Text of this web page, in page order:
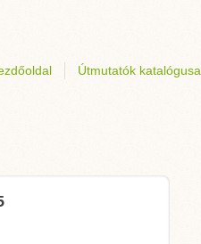
Útmutatók katalógusa